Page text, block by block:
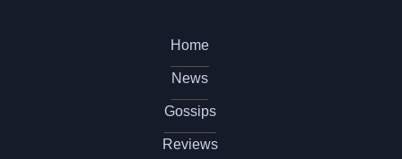
Home
News
Gossips
Reviews